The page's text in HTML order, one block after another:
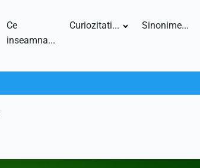
Ce
inseamna...
Curiozitati... Sinonime...